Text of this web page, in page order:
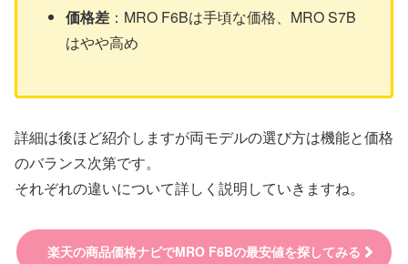
価格差 ：MRO F6Bは手頃な価格、MRO S7B
はやや高め
詳細は後ほど紹介しますが両モデルの選び方は機能と価格
のバランス次第です。
それぞれの違いについて詳しく説明していきますね。
楽天の商品価格ナビでMRO F6Bの最安値を探してみる